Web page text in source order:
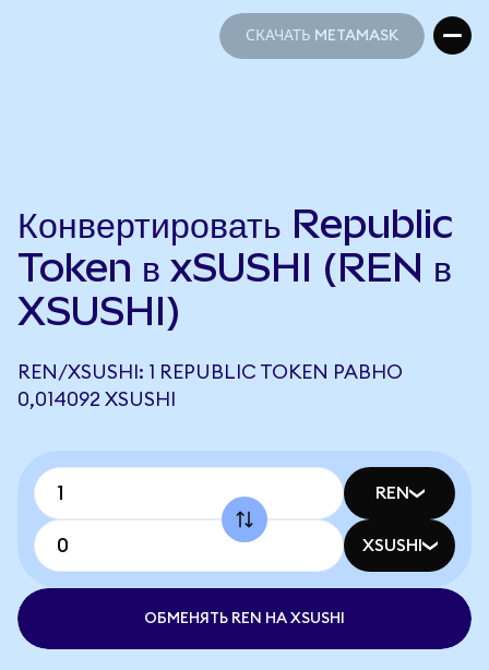
СКАЧАТЬ METAMASK
Конвертировать Republic
Token в xSUSHI (REN в
XSUSHI)
REN/XSUSHI: 1 REPUBLIC TOKEN РАВНО
0,014092 XSUSHI
REN
XSUSHI
ОБМЕНЯТЬ REN НА XSUSHI